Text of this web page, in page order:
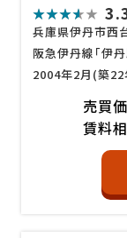
兵庫県伊丹市西
阪急伊丹線「伊
2004年2月(築22
売買
賃料